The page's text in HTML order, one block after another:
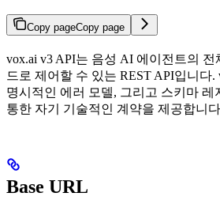
Copy pageCopy page
vox.ai v3 API는 음성 AI 에이전트의
드로 제어할 수 있는 REST API입니다
명시적인 에러 모델, 그리고 스키마 레
통한 자기 기술적인 계약을 제공합니
Base URL